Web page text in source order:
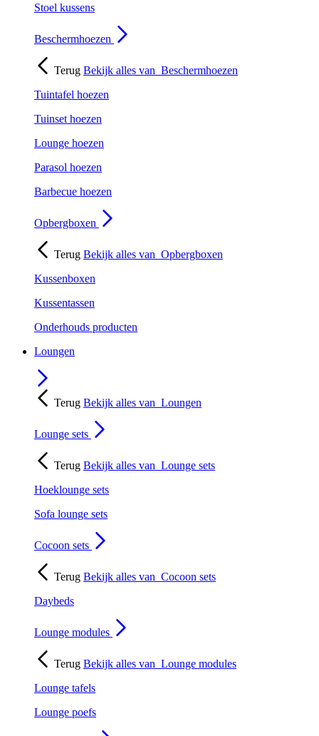
Stoel kussens
Beschermhoezen
Terug Bekijk alles van Beschermhoezen
Tuintafel hoezen
Tuinset hoezen
Lounge hoezen
Parasol hoezen
Barbecue hoezen
Opbergboxen
Terug Bekijk alles van Opbergboxen
Kussenboxen
Kussentassen
Onderhouds producten
Loungen
Terug Bekijk alles van Loungen
Lounge sets
Terug Bekijk alles van Lounge sets
Hoeklounge sets
Sofa lounge sets
Cocoon sets
Terug Bekijk alles van Cocoon sets
Daybeds
Lounge modules
Terug Bekijk alles van Lounge modules
Lounge tafels
Lounge poefs